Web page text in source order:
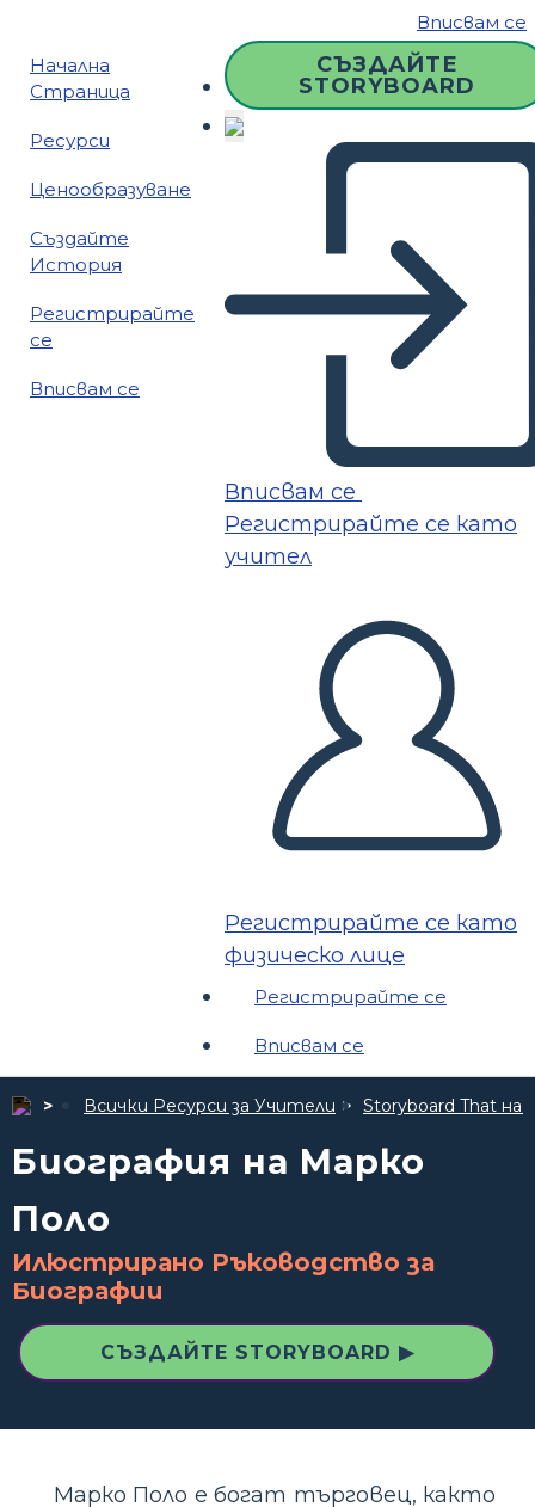
Вписвам се
Начална
Страница
Ресурси
Ценообразуване
Създайте
История
Регистрирайте
се
Вписвам се
СЪЗДАЙТЕ
STORYBOARD
Вписвам се
Регистрирайте се като
учител
Регистрирайте се като
физическо лице
Регистрирайте се
Вписвам се
Всички Ресурси за Учители Storyboard That
Биография на Марко
Поло
Илюстрирано Ръководство за
Биографии
СЪЗДАЙТЕ STORYBOARD ▶
Марко Поло е богат търговец, както